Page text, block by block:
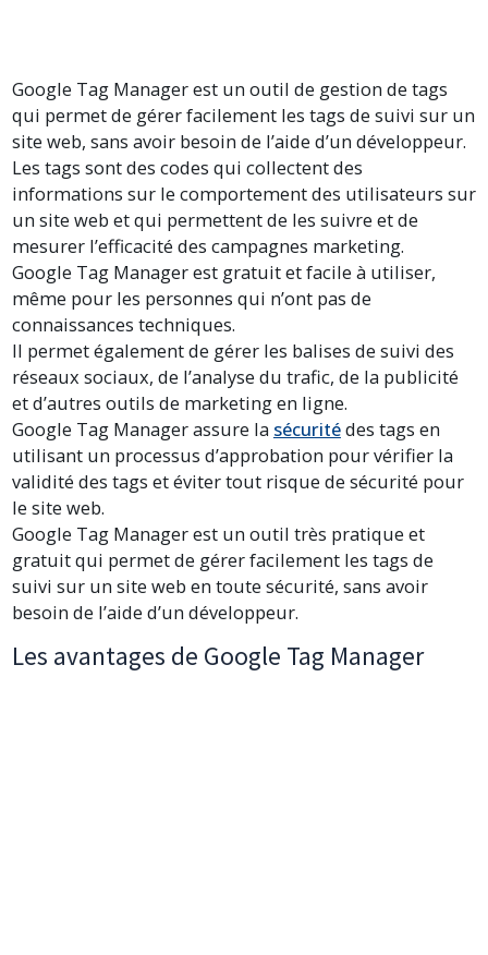
Google Tag Manager est un outil de gestion de tags
qui permet de gérer facilement les tags de suivi sur un
site web, sans avoir besoin de l’aide d’un développeur.
Les tags sont des codes qui collectent des
informations sur le comportement des utilisateurs sur
un site web et qui permettent de les suivre et de
mesurer l’efficacité des campagnes marketing.
Google Tag Manager est gratuit et facile à utiliser,
même pour les personnes qui n’ont pas de
connaissances techniques.
Il permet également de gérer les balises de suivi des
réseaux sociaux, de l’analyse du trafic, de la publicité
et d’autres outils de marketing en ligne.
Google Tag Manager assure la sécuritédes tags en
utilisant un processus d’approbation pour vérifier la
validité des tags et éviter tout risque de sécurité pour
le site web.
Google Tag Manager est un outil très pratique et
gratuit qui permet de gérer facilement les tags de
suivi sur un site web en toute sécurité, sans avoir
besoin de l’aide d’un développeur.
Les avantages de Google Tag Manager